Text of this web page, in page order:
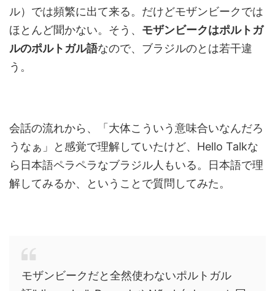
ル）では頻繁に出て来る。だけどモザンビークでは
ほとんど聞かない。そう、 モザンビークはポルトガ
ルのポルトガル語なので、ブラジルのとは若干違
う。
会話の流れから、「大体こういう意味合いなんだろ
うなぁ」と感覚で理解していたけど、Hello Talkな
ら日本語ペラペラなブラジル人もいる。日本語で理
解してみるか、ということで質問してみた。
モザンビークだと全然使わないポルトガル